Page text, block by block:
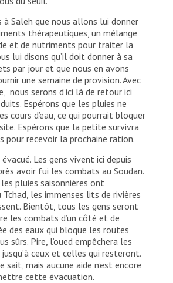
à Saleh que nous allons lui donner
thérapeutiques, un mélange
et de nutriments pour traiter la
lui disons qu’il doit donner à sa
par jour et que nous en avons
une semaine de provision. Avec
nous serons d’ici là de retour ici
Espérons que les pluies ne
cours d’eau, ce qui pourrait bloquer
Espérons que la petite survivra
pour recevoir la prochaine ration.
Les gens vivent ici depuis
avoir fui les combats au Soudan.
pluies saisonnières ont
Tchad, les immenses lits de rivières
Bientôt, tous les gens seront
les combats d’un côté et de
des eaux qui bloque les routes
sûrs. Pire, l’oued empêchera les
jusqu’à ceux et celles qui resteront.
sait, mais aucune aide n’est encore
cette évacuation.